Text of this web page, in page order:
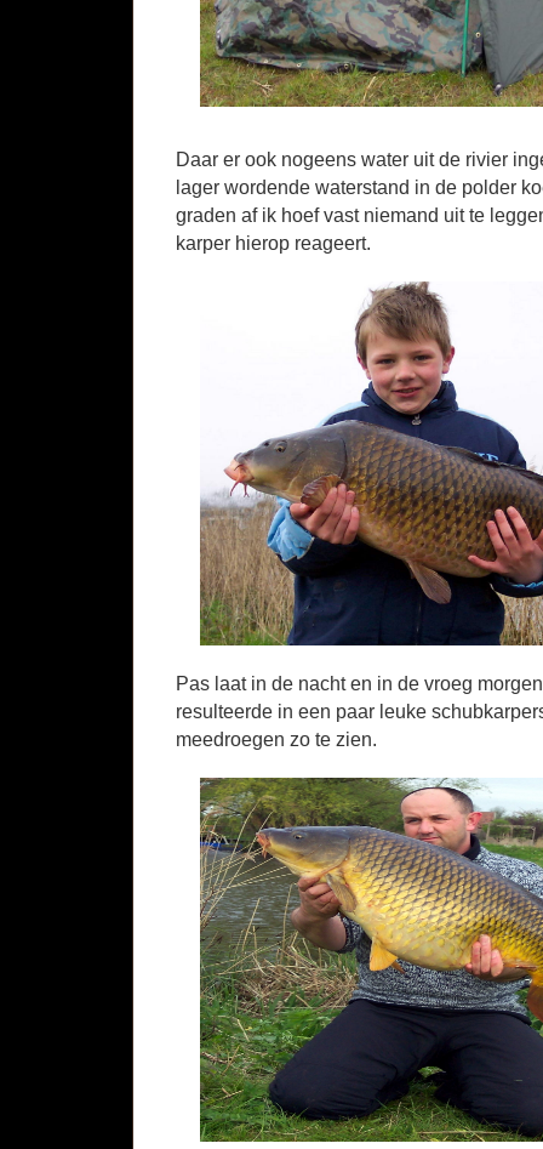
Daar er ook nogeens water uit de rivier
lager wordende waterstand in de polder
graden af ik hoef vast niemand uit te
karper hierop reageert.
Pas laat in de nacht en in de vroeg
resulteerde in een paar leuke
meedroegen zo te zien.